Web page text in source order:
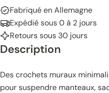
Fabriqué en Allemagne
Expédié sous 0 à 2 jours
Retours sous 30 jours
Description
Des crochets muraux
pour suspendre manteaux,